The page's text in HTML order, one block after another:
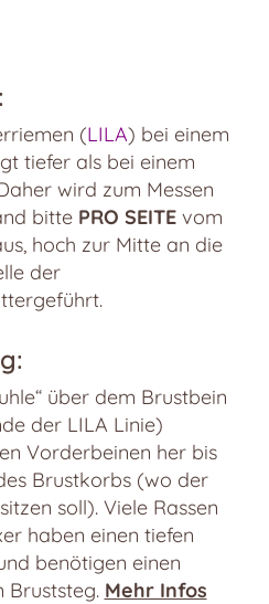
(LILA) bei einem
tiefer als bei einem
wird zum Messen
bittePRO SEITEvom
hoch zur Mitte an die
der
über dem Brustbein
der LILA Linie)
Vorderbeinen her bis
Brustkorbs (wo der
soll). Viele Rassen
haben einen tiefen
benötigen einen
Bruststeg. Mehr Infos